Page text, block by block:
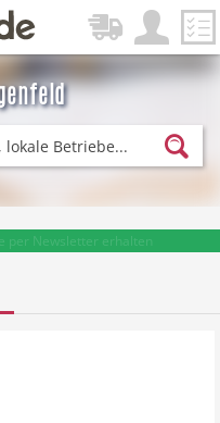
News
per Newsletter erhalten